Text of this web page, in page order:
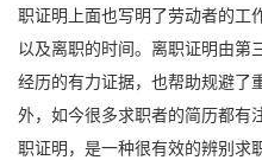
职证明上面也写明了劳动者的工
以及离职的时间。离职证明由第
经历的有力证据，也帮助规避了
外，如今很多求职者的简历都有
职证明，是一种很有效的辨别求